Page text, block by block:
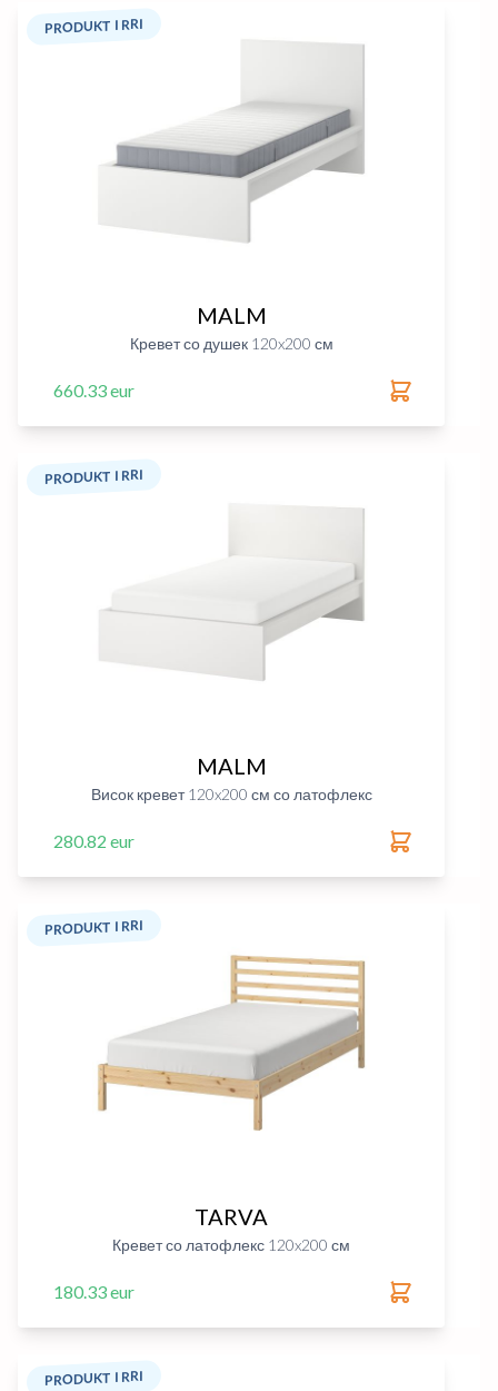
PRODUKT I RRI
MALM
Кревет со душек 120x200 см
660.33 eur
PRODUKT I RRI
MALM
Висок кревет 120x200 см со латофлекс
280.82 eur
PRODUKT I RRI
TARVA
Кревет со латофлекс 120x200 см
180.33 eur
PRODUKT I RRI